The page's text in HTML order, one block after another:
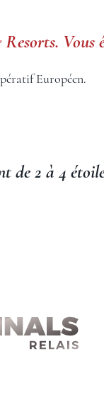
Vous
Européen.
de 2 à 4